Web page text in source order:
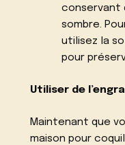
conservant
sombre.
utilisez la
pour
Utiliser de
Maintenant que
maison pour